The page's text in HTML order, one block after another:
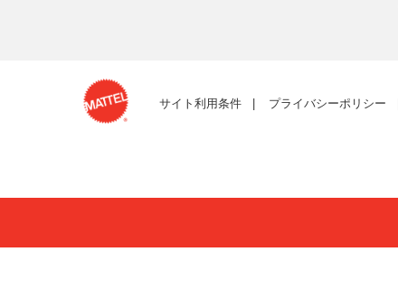
サイト利用条件 プライバシーポリシー